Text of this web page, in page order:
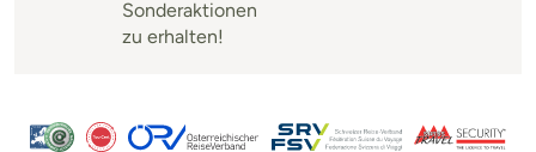
Sonderaktionen
zu erhalten!